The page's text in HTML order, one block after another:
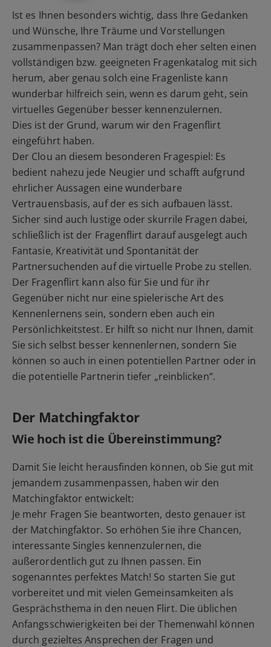
Ist es Ihnen besonders wichtig, dass Ihre Gedanken
und Wünsche, Ihre Träume und Vorstellungen
zusammenpassen? Man trägt doch eher selten einen
vollständigen bzw. geeigneten Fragenkatalog mit sich
herum, aber genau solch eine Fragenliste kann
wunderbar hilfreich sein, wenn es darum geht, sein
virtuelles Gegenüber besser kennenzulernen.
Dies ist der Grund, warum wir den Fragenflirt
eingeführt haben.
Der Clou an diesem besonderen Fragespiel: Es
bedient nahezu jede Neugier und schafft aufgrund
ehrlicher Aussagen eine wunderbare
Vertrauensbasis, auf der es sich aufbauen lässt.
Sicher sind auch lustige oder skurrile Fragen dabei,
schließlich ist der Fragenflirt darauf ausgelegt auch
Fantasie, Kreativität und Spontanität der
Partnersuchenden auf die virtuelle Probe zu stellen.
Der Fragenflirt kann also für Sie und für ihr
Gegenüber nicht nur eine spielerische Art des
Kennenlernens sein, sondern eben auch ein
Persönlichkeitstest. Er hilft so nicht nur Ihnen, damit
Sie sich selbst besser kennenlernen, sondern Sie
können so auch in einen potentiellen Partner oder in
die potentielle Partnerin tiefer „reinblicken“.
Der Matchingfaktor
Wie hoch ist die Übereinstimmung?
Damit Sie leicht herausfinden können, ob Sie gut mit
jemandem zusammenpassen, haben wir den
Matchingfaktor entwickelt:
Je mehr Fragen Sie beantworten, desto genauer ist
der Matchingfaktor. So erhöhen Sie ihre Chancen,
interessante Singles kennenzulernen, die
außerordentlich gut zu Ihnen passen. Ein
sogenanntes perfektes Match! So starten Sie gut
vorbereitet und mit vielen Gemeinsamkeiten als
Gesprächsthema in den neuen Flirt. Die üblichen
Anfangsschwierigkeiten bei der Themenwahl können
durch gezieltes Ansprechen der Fragen und